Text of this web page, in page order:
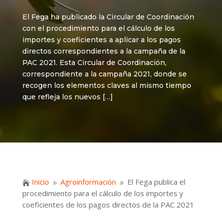
El Fega ha publicado la Circular de Coordinación
con el procedimiento para el cálculo de los
importes y coeficientes a aplicar a los pagos
directos correspondientes a la campaña de la
PAC 2021. Esta Circular de Coordinación,
correspondiente a la campaña 2021, donde se
recogen los elementos claves al mismo tiempo
que refleja los nuevos […]
 Inicio 9 Agroinformación 9 El Fega publica el
procedimiento para el cálculo de los importes y
coeficientes de los pagos directos de la PAC 2021